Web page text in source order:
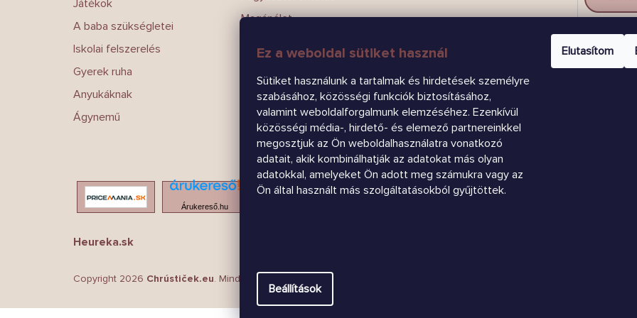
Ez a weboldal sütiket használ
Sütiket használunk a tartalmak és hirdetések személyre
szabásához, közösségi funkciók biztosításához,
valamint weboldalforgalmunk elemzéséhez. Ezenkívül
közösségi média-, hirdető- és elemező partnereinkkel
megosztjuk az Ön weboldalhasználatra vonatkozó
adatait, akik kombinálhatják az adatokat más olyan
adatokkal, amelyeket Ön adott meg számukra vagy az
Ön által használt más szolgáltatásokból gyűjtöttek.
Beállítások
Elutasítom
Játékok
A baba szükségletei
Iskolai felszerelés
Gyerek ruha
Anyukáknak
Ágynemű
Magánélet
Heureka.sk
Árukereső.hu
Copyright 2026 Chrústiček.eu. Minden jog fenntartva. Süti beállítások szerkesztése